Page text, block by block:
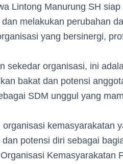
Lintong Manurung SH
melakukan perubahan
yang bersinergi,
sekedar organisasi, ini
bakat dan potensi
SDM unggul yang
kemasyarakatan
potensi diri sebagai
Kemasyarakatan